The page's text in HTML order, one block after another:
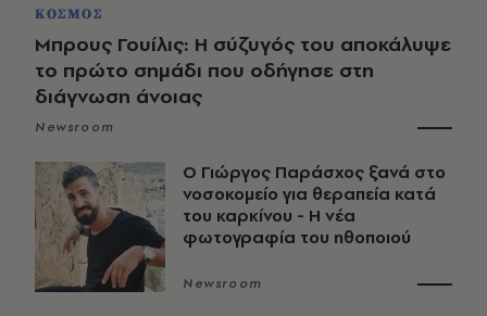
ΚΟΣΜΟΣ
Μπρους Γουίλις: Η σύζυγός του αποκάλυψε
το πρώτο σημάδι που οδήγησε στη
διάγνωση άνοιας
Newsroom
O Γιώργος Παράσχος ξανά στο
νοσοκομείο για θεραπεία κατά
του καρκίνου - Η νέα
φωτογραφία του ηθοποιού
Newsroom